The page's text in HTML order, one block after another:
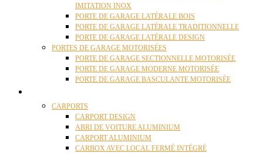
IMITATION INOX
PORTE DE GARAGE LATÉRALE BOIS
PORTE DE GARAGE LATÉRALE TRADITIONNELLE
PORTE DE GARAGE LATÉRALE DESIGN
PORTES DE GARAGE MOTORISÉES
PORTE DE GARAGE SECTIONNELLE MOTORISÉE
PORTE DE GARAGE MODERNE MOTORISÉE
PORTE DE GARAGE BASCULANTE MOTORISÉE
CARPORTS
CARPORT DESIGN
ABRI DE VOITURE ALUMINIUM
CARPORT ALUMINIUM
CARBOX AVEC LOCAL FERMÉ INTÉGRÉ